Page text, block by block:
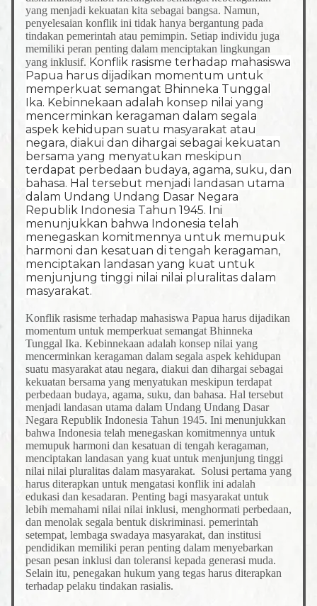
yang menjadi kekuatan kita sebagai bangsa. Namun,
penyelesaian konflik ini tidak hanya bergantung pada
tindakan pemerintah atau pemimpin. Setiap individu juga
memiliki peran penting dalam menciptakan lingkungan
yang inklusif. Konflik rasisme terhadap mahasiswa
Papua harus dijadikan momentum untuk
memperkuat semangat Bhinneka Tunggal
Ika. Kebinnekaan adalah konsep nilai yang
mencerminkan keragaman dalam segala
aspek kehidupan suatu masyarakat atau
negara, diakui dan dihargai sebagai kekuatan
bersama yang menyatukan meskipun
terdapat perbedaan budaya, agama, suku, dan
bahasa. Hal tersebut menjadi landasan utama
dalam Undang Undang Dasar Negara
Republik Indonesia Tahun 1945. Ini
menunjukkan bahwa Indonesia telah
menegaskan komitmennya untuk memupuk
harmoni dan kesatuan di tengah keragaman,
menciptakan landasan yang kuat untuk
menjunjung tinggi nilai nilai pluralitas dalam
masyarakat.
Konflik rasisme terhadap mahasiswa Papua harus dijadikan
momentum untuk memperkuat semangat Bhinneka
Tunggal Ika. Kebinnekaan adalah konsep nilai yang
mencerminkan keragaman dalam segala aspek kehidupan
suatu masyarakat atau negara, diakui dan dihargai sebagai
kekuatan bersama yang menyatukan meskipun terdapat
perbedaan budaya, agama, suku, dan bahasa. Hal tersebut
menjadi landasan utama dalam Undang Undang Dasar
Negara Republik Indonesia Tahun 1945. Ini menunjukkan
bahwa Indonesia telah menegaskan komitmennya untuk
memupuk harmoni dan kesatuan di tengah keragaman,
menciptakan landasan yang kuat untuk menjunjung tinggi
nilai nilai pluralitas dalam masyarakat. Solusi pertama yang
harus diterapkan untuk mengatasi konflik ini adalah
edukasi dan kesadaran. Penting bagi masyarakat untuk
lebih memahami nilai nilai inklusi, menghormati perbedaan,
dan menolak segala bentuk diskriminasi. pemerintah
setempat, lembaga swadaya masyarakat, dan institusi
pendidikan memiliki peran penting dalam menyebarkan
pesan pesan inklusi dan toleransi kepada generasi muda.
Selain itu, penegakan hukum yang tegas harus diterapkan
terhadap pelaku tindakan rasialis.